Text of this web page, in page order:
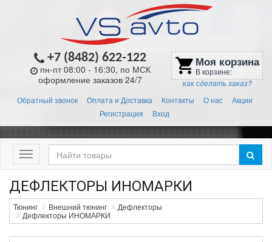
+7 (8482) 622-122
пн-пт 08:00 - 16:30, по МСК
оформление заказов 24/7
shopping_cart Моя корзина
В корзине:
как сделать заказ?
Обратный звонок Оплата и Доставка Контакты О нас
Акции
Регистрация
Вход
Меню
ДЕФЛЕКТОРЫ ИНОМАРКИ
Тюнинг Внешний тюнинг
Дефлекторы
Дефлекторы ИНОМАРКИ